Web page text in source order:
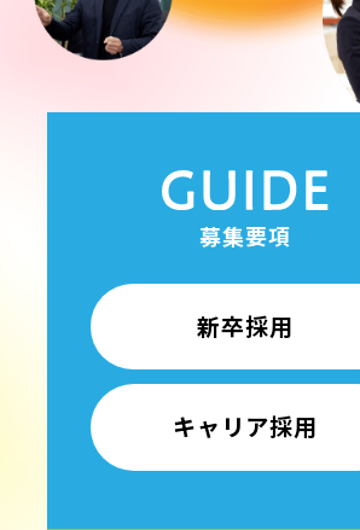
募集要項
新卒採用
キャリア採用